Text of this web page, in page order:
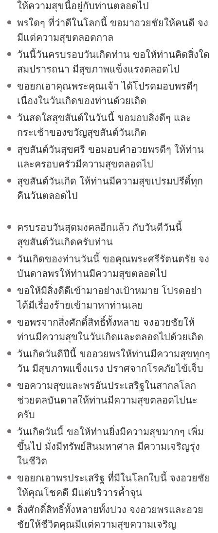
ให้ความสุขนี้อยู่กับท่านตลอดไป
พรใดๆ ที่ว่าดีในโลกนี้ ขอมาอวยชัยให้คนดี จง
มีแต่ความสุขตลอดกาล
วันนี้วันครบรอบวันเกิดท่าน ขอให้ท่านคิดสิ่งใด
สมปรารถนา มีสุขภาพแข็งแรงตลอดไป
ขอยกเอาคุณพระคุณเจ้า ได้โปรดมอบพรดีๆ
เนื่องในวันเกิดของท่านด้วยเถิด
วันสดใสสุขสันต์ในวันนี้ ขอมอบสิ่งดีๆ และ
กระเช้าของขวัญสุขสันต์วันเกิด
สุขสันต์วันสุขศรี ขอมอบคำอวยพรดีๆ ให้ท่าน
และครอบครัวมีความสุขตลอดไป
สุขสันต์วันเกิด ให้ท่านมีความสุขเปรมปรีดิ์ทุก
คืนวันตลอดไป
ครบรอบวันสุดมงคลอีกแล้ว กับวันดีวันนี้
สุขสันต์วันเกิดครับท่าน
วันเกิดของท่านวันนี้ ขอคุณพระศรีรัตนตรัย จง
บันดาลพรให้ท่านมีความสุขตลอดไป
ขอให้มีสิ่งดีดีเข้ามาอย่างเป้าหมาย โปรดอย่า
ได้มีเรื่องร้ายเข้ามาหาท่านเลย
ขอพรจากสิ่งศักดิ์สิทธิ์ทั้งหลาย จงอวยชัยให้
ท่านมีความสุขในวันเกิดและตลอดไปด้วยเถิด
วันเกิดวันดีปีนี้ ขออวยพรให้ท่านมีความสุขทุกๆ
วัน มีสุขภาพแข็งแรง ปราศจากโรคภัยไข้เจ็บ
ขอความสุขและพรอันประเสริฐในสากลโลก
ช่วยดลบันดาลให้ท่านมีความสุขตลอดไปนะ
ครับ
วันเกิดวันนี้ ขอให้ท่านยิ่งมีความสุขมากๆ เพิ่ม
ขึ้นไป มั่งมีทรัพย์สินมหาศาล มีความเจริญรุ่ง
ในชีวิต
ขอยกเอาพรประเสริฐ ที่มีในโลกใบนี้ จงอวยชัย
ให้คุณโชคดี มีแต่บริวารค้ำจุน
สิ่งศักดิ์สิทธิ์ทั้งหลายทั้งปวง จงอวยพรและอวย
ชัยให้ชีวิตคุณมีแต่ความสุขความเจริญ